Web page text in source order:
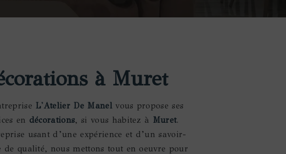
à Muret
L'Atelier De Manelvous propose ses
en décorations, si vous habitez à Muret.
usant d’une expérience et d’un savoir-
de qualité, nous mettons tout en oeuvre pour